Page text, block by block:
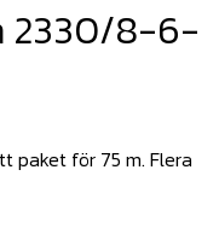
2330/8-6-
paket för 75 m. Flera